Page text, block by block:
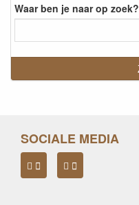
Waar ben je naar op zoek?
SOCIALE MEDIA